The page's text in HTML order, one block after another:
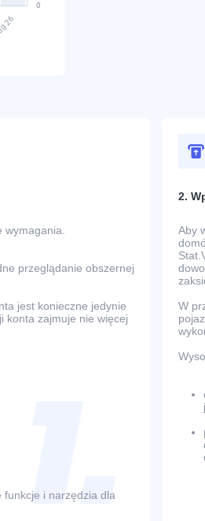
wymagania.
przeglądanie obszernej
jest konieczne jedynie
konta zajmuje nie więcej
i narzędzia dla
2.
Aby
W